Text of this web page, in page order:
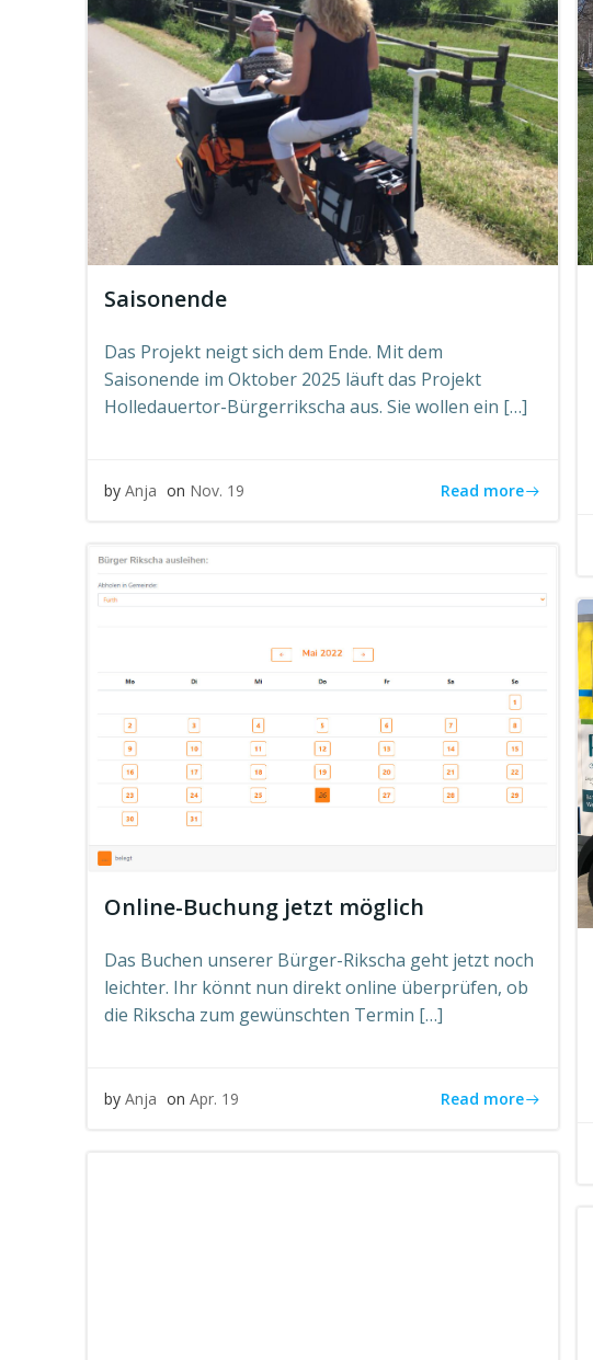
Saisonende
Das Projekt neigt sich dem Ende. Mit dem
Saisonende im Oktober 2025 läuft das Projekt
Holledauertor-Bürgerrikscha aus. Sie wollen ein […]
by Anja on Nov. 19 Read more
Online-Buchung jetzt möglich
Das Buchen unserer Bürger-Rikscha geht jetzt noch
leichter. Ihr könnt nun direkt online überprüfen, ob
die Rikscha zum gewünschten Termin […]
by Anja on Apr. 19 Read more